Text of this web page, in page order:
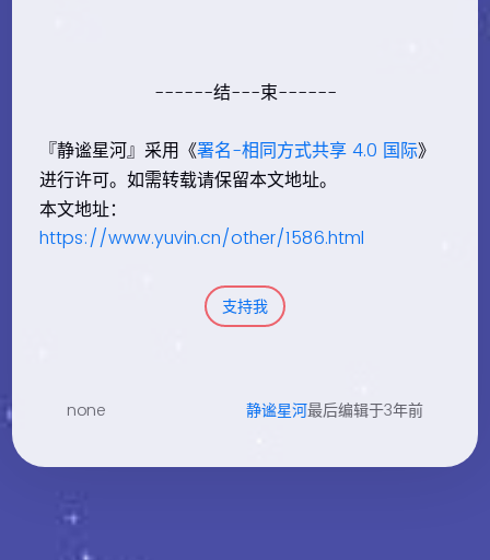
------结---束------
『静谧星河』采用《署名-相同方式共享 4.0 国际》
进行许可。如需转载请保留本文地址。
本文地址：
https://www.yuvin.cn/other/1586.html
支持我
none 静谧星河最后编辑于3年前